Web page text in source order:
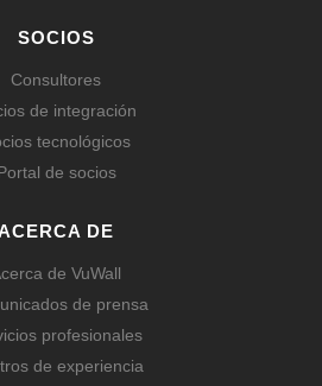
SOCIOS
Consultores
de integración
tecnológicos
de socios
DE
de VuWall
de prensa
profesionales
de experiencia